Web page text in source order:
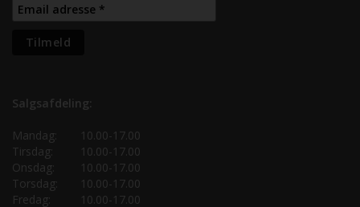
Salgsafdeling:
Mandag:
10.00-17.00
Tirsdag:
10.00-17.00
Onsdag:
10.00-17.00
Torsdag:
10.00-17.00
Fredag:
10.00-17.00